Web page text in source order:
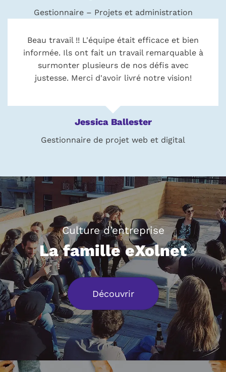
Gestionnaire – Projets et administration
Beau travail !! L'équipe était efficace et bien
informée. Ils ont fait un travail remarquable à
surmonter plusieurs de nos défis avec
justesse. Merci d'avoir livré notre vision!
Jessica Ballester
Gestionnaire de projet web et digital
Culture d’entreprise
La famille eXolnet
Découvrir